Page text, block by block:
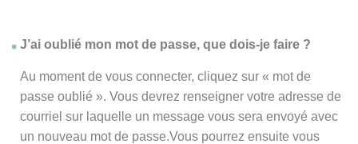
J’ai oublié mon mot de passe, que dois-je faire ?
Au moment de vous connecter, cliquez sur « mot de
passe oublié ». Vous devrez renseigner votre adresse de
courriel sur laquelle un message vous sera envoyé avec
un nouveau mot de passe.Vous pourrez ensuite vous